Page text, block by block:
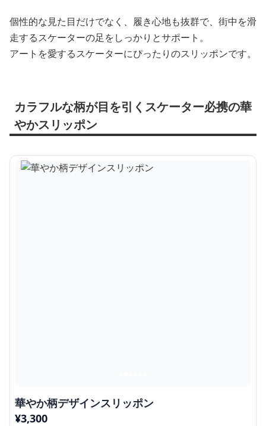
個性的な見た目だけでなく、履き心地も抜群で、街中を滑
走するスケーターの足をしっかりとサポート。
アートを愛するスケーターにぴったりのスリッポンです。
カラフルな柄が目を引くスケーター必携の華
やかスリッポン
華やか柄デザインスリッポン
¥3,300